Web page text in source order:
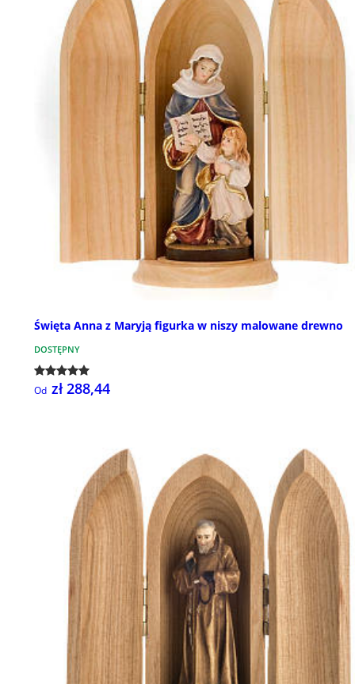
Święta Anna z Maryją figurka w niszy malowane drewno
DOSTĘPNY
Od zł 288,44